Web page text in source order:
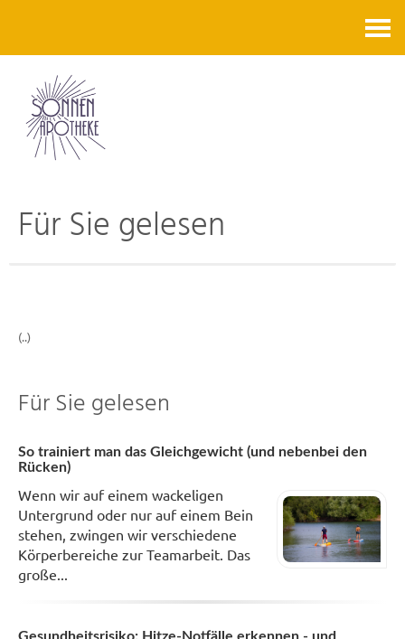
Für Sie gelesen
(..)
Für Sie gelesen
So trainiert man das Gleichgewicht (und nebenbei den
Rücken)
Wenn wir auf einem wackeligen
Untergrund oder nur auf einem Bein
stehen, zwingen wir verschiedene
Körperbereiche zur Teamarbeit. Das
große...